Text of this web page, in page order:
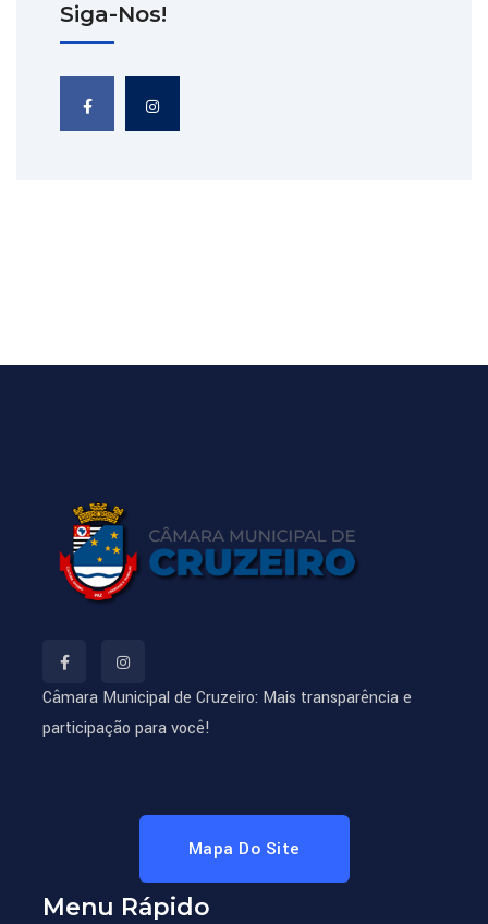
Siga-Nos!
Câmara Municipal de Cruzeiro: Mais transparência e
participação para você!
Mapa Do Site
Menu Rápido